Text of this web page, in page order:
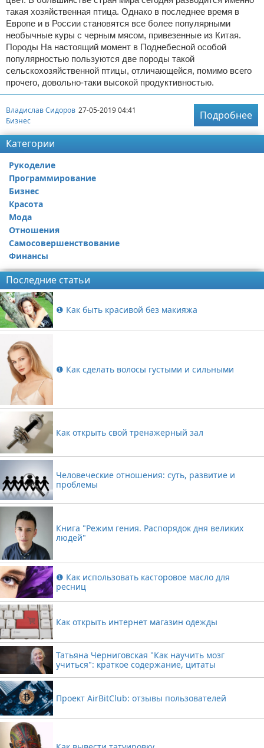
такая хозяйственная птица. Однако в последнее время в
Европе и в России становятся все более популярными
необычные куры с черным мясом, привезенные из Китая.
Породы На настоящий момент в Поднебесной особой
популярностью пользуются две породы такой
сельскохозяйственной птицы, отличающейся, помимо всего
прочего, довольно-таки высокой продуктивностью.
Владислав Сидоров 27-05-2019 04:41
Бизнес
Подробнее
Категории
Рукоделие
Программирование
Бизнес
Красота
Мода
Отношения
Самосовершенствование
Финансы
Последние статьи
❶ Как быть красивой без макияжа
❶ Как сделать волосы густыми и сильными
Как открыть свой тренажерный зал
Человеческие отношения: суть, развитие и
проблемы
Книга "Режим гения. Распорядок дня великих
людей"
❶ Как использовать касторовое масло для
ресниц
Как открыть интернет магазин одежды
Татьяна Черниговская "Как научить мозг
учиться": краткое содержание, цитаты
Проект AirBitClub: отзывы пользователей